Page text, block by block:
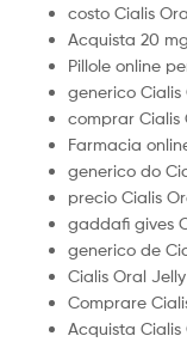
costo Cialis
Acquista 20
Pillole online
generico
comprar Cialis
Farmacia
generico do
precio Cialis
gaddafi gives
generico de
Cialis Oral
Comprare
Acquista Cialis